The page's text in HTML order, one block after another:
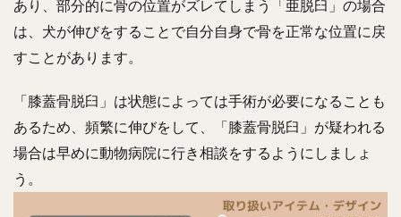
あり、部分的に骨の位置がズレてしまう「亜脱臼」の場合
は、犬が伸びをすることで自分自身で骨を正常な位置に戻
すことがあります。
「膝蓋骨脱臼」は状態によっては手術が必要になることも
あるため、頻繁に伸びをして、「膝蓋骨脱臼」が疑われる
場合は早めに動物病院に行き相談をするようにしましょ
う。